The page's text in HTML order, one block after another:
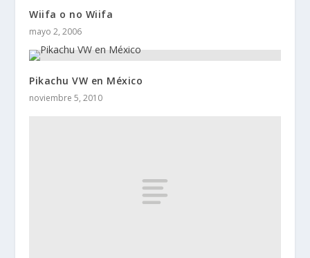
Wiifa o no Wiifa
mayo 2, 2006
Pikachu VW en México
noviembre 5, 2010